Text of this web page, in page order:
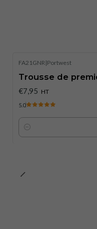
FA21GNR |Portwest
Trousse de
€7,95 HT
5.0
Quantité